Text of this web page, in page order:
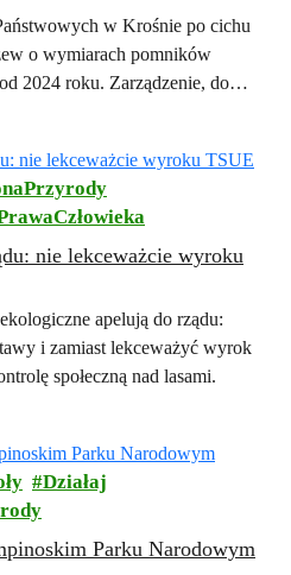
w Krośnie po cichu
o wymiarach pomników
2024 roku. Zarządzenie, do
Karpaty, przewiduje szeroki…
nie lekceważcie wyroku
apelują do rządu:
i zamiast lekceważyć wyrok
społeczną nad lasami.
Działaj
Parku Narodowym